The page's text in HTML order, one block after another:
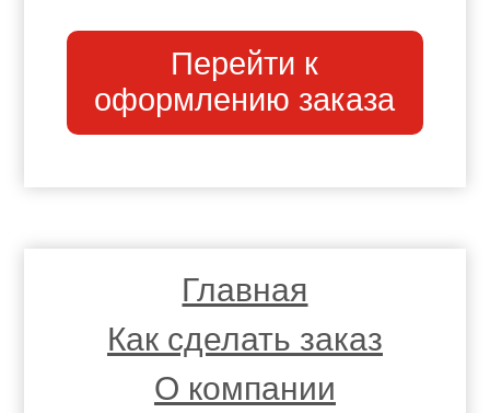
Перейти к
оформлению заказа
Главная
Как сделать заказ
О компании